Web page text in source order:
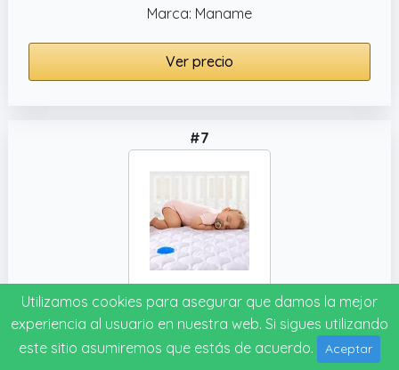
Marca: Maname
Ver precio
#7
Yoofoss Protector de colchón impermeable para cuna, protector de colchón para cuna de bebé estándar de 52 x 28 pulgadas
Nota: 7.6
Marca: Yoofoss
Utilizamos cookies para asegurar que damos la mejor
experiencia al usuario en nuestra web. Si sigues utilizando
este sitio asumiremos que estás de acuerdo.
Aceptar